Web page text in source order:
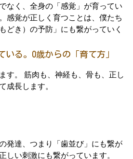
なく、全身の「感覚」が育ってい
感覚が正しく育つことは、僕たち
どき）の予防」にも繋がっていく
いる。0歳からの「育て方」
す。 筋肉も、神経も、骨も、正し
成長します。
発達、つまり「歯並び」にも繋が
しい刺激にも繋がっています。